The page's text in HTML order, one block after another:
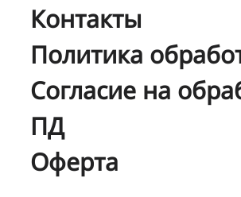
Контакты
Политика
Согласие на
ПД
Оферта